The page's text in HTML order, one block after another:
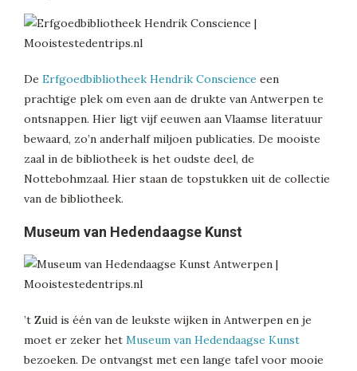
De Erfgoedbibliotheek Hendrik Conscience een
prachtige plek om even aan de drukte van Antwerpen te
ontsnappen. Hier ligt vijf eeuwen aan Vlaamse literatuur
bewaard, zo’n anderhalf miljoen publicaties. De mooiste
zaal in de bibliotheek is het oudste deel, de
Nottebohmzaal. Hier staan de topstukken uit de collectie
van de bibliotheek.
Museum van Hedendaagse Kunst
’t Zuid is één van de leukste wijken in Antwerpen en je
moet er zeker het Museum van Hedendaagse Kunst
bezoeken. De ontvangst met een lange tafel voor mooie